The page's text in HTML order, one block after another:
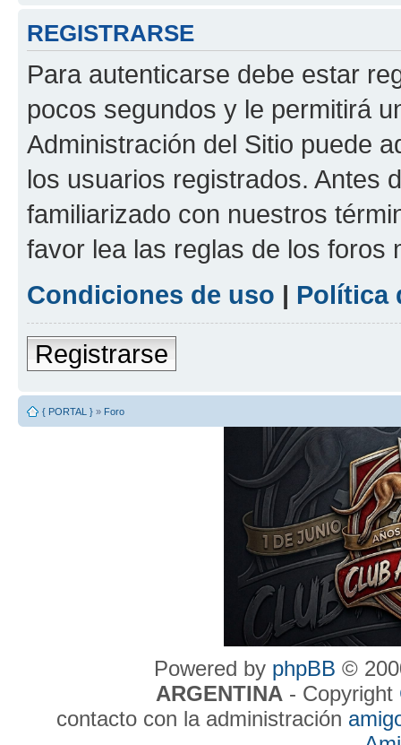
REGISTRARSE
Para autenticarse debe estar
pocos segundos y le permitirá
Administración del Sitio puede
los usuarios registrados. Antes
familiarizado con nuestros
favor lea las reglas de los foros
Condiciones de uso | Política
Registrarse
{ PORTAL } » Foro
Powered by phpBB ©
ARGENTINA- Copyright
contacto con la administración